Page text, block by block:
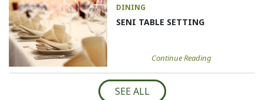
DINING
SENI TABLE SETTING
Continue Reading
SEE ALL